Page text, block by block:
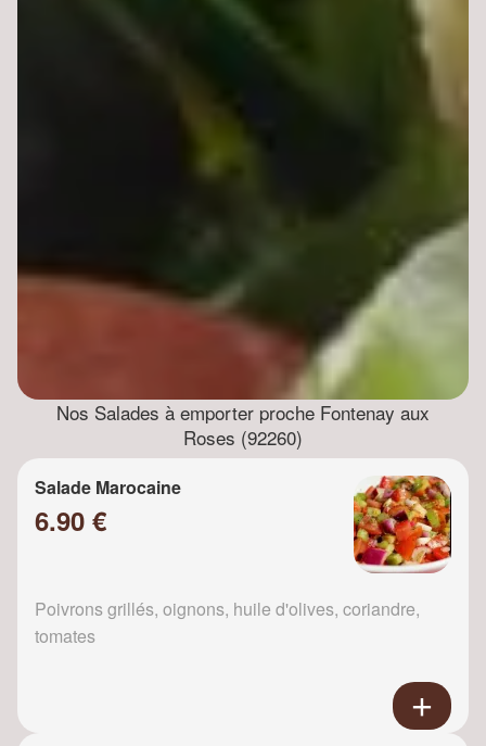
Nos Salades à emporter proche Fontenay aux
Roses (92260)
Salade Marocaine
6.90 €
Poivrons grillés, oignons, huile d'olives, coriandre,
tomates